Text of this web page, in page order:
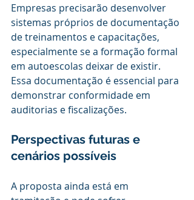
Empresas precisarão desenvolver
sistemas próprios de documentação
de treinamentos e capacitações,
especialmente se a formação formal
em autoescolas deixar de existir.
Essa documentação é essencial para
demonstrar conformidade em
auditorias e fiscalizações.
Perspectivas futuras e
cenários possíveis
A proposta ainda está em